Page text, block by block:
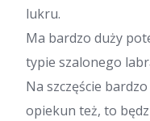
lukru.
Ma bardzo duży
typie szalonego
Na szczęście
opiekun też, to